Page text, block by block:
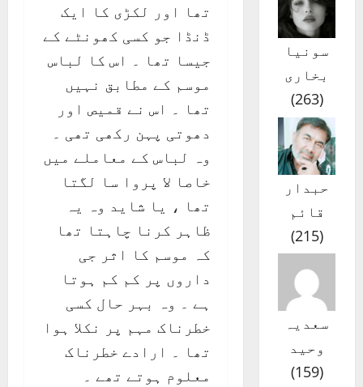
تھا اور لکڑی کا ایک
ڈنڈا جو کسی کھونٹے کے
جیسا تھا ۔ اس کا لباس
موسم کے مطابق نہیں
تھا ۔ اس نے قمیص اور
دھوتی پہن رکھی تھی ۔
وہ لباس کے معاملے میں
خاصا لا پروا سا لگتا
تھا ، یا شاید وہ یہ
ظاہر کرنا چاہتا تھا
کہ موسم کا اثر جی
داروں پر کم کم ہوتا
ہے ۔ وہ بہر حال کسی
خطرناک مہم پر نکلا ہوا
تھا ۔ ارادے خطرناک
معلوم ہوتے تھے ۔
سونیا
بخاری
(
263
)
حبدار
قائم
(
215
)
سعدیہ
وحید
(
159
)